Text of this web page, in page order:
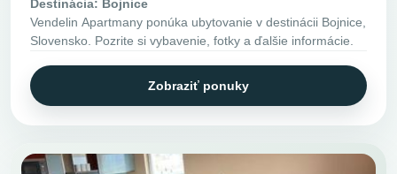
Destinácia: Bojnice
Vendelin Apartmany ponúka ubytovanie v destinácii Bojnice,
Slovensko. Pozrite si vybavenie, fotky a ďalšie informácie.
Zobraziť ponuky